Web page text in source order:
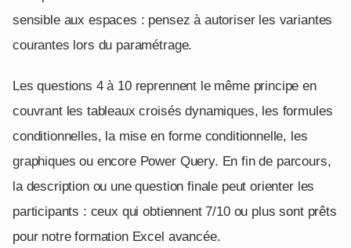
sensible aux espaces : pensez à autoriser les variantes
courantes lors du paramétrage.
Les questions 4 à 10 reprennent le même principe en
couvrant les tableaux croisés dynamiques, les formules
conditionnelles, la mise en forme conditionnelle, les
graphiques ou encore Power Query. En fin de parcours,
la description ou une question finale peut orienter les
participants : ceux qui obtiennent 7/10 ou plus sont prêts
pour notre formation Excel avancée.